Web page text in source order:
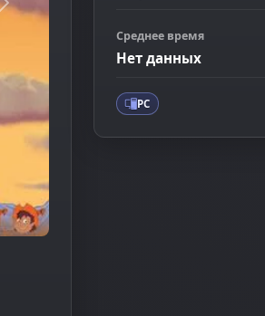
Следующее изображение
Среднее время
Нет данных
PC